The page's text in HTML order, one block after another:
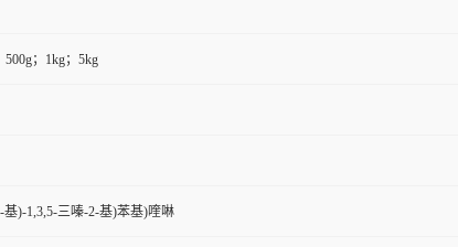
500g；1kg；5kg
基)-1,3,5-三嗪-2-基)苯基)喹啉